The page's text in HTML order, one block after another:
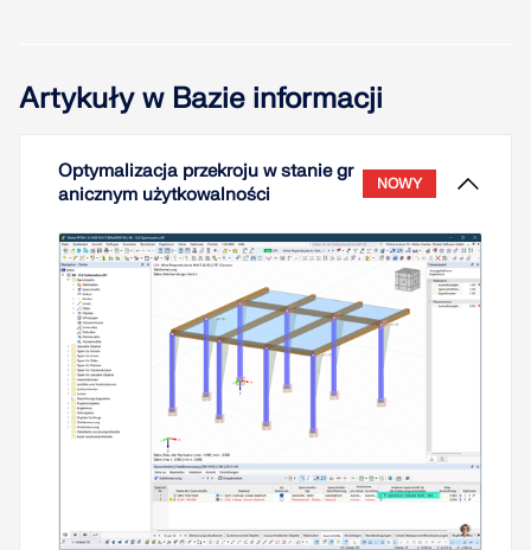
Artykuły w Bazie informacji
Optymalizacja przekroju w stanie gr
anicznym użytkowalności
NOWY